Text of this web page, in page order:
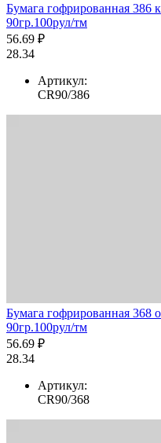
Бумага гофрированная
90гр.100рул/тм
56.69 ₽
28.34
Артикул:
CR90/386
Бумага гофрированная
90гр.100рул/тм
56.69 ₽
28.34
Артикул:
CR90/368